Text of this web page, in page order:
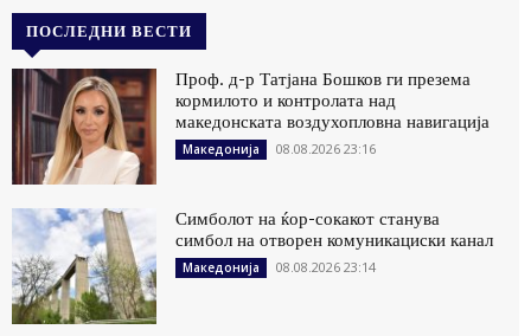
ПОСЛЕДНИ ВЕСТИ
Проф. д-р Татјана Бошков ги презема
кормилото и контролата над
македонската воздухопловна навигација
Македонија 08.08.2026 23:16
Симболот на ќор-сокакот станува
симбол на отворен комуникациски канал
Македонија 08.08.2026 23:14